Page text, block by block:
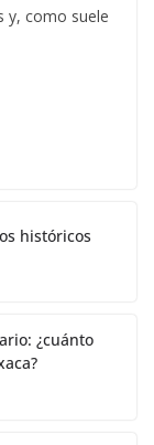
y, como suele
históricos
¿cuánto